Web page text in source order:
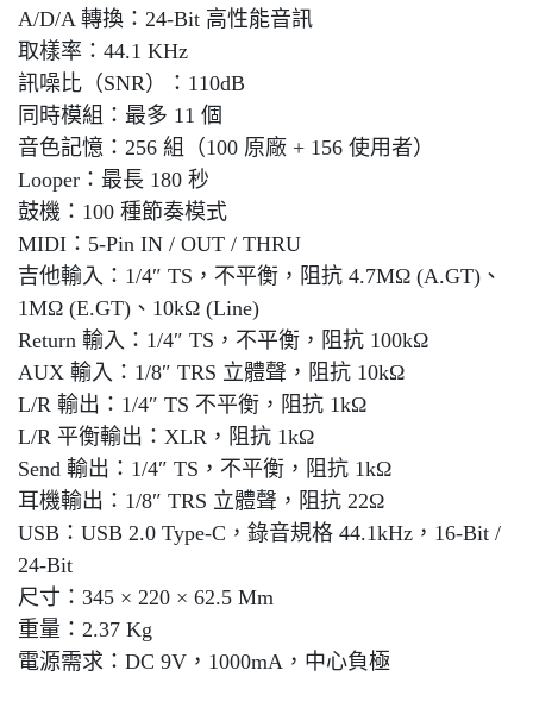
A/D/A 轉換：24-Bit 高性能音訊
取樣率：44.1 KHz
訊噪比（SNR）：110dB
同時模組：最多 11 個
音色記憶：256 組（100 原廠 + 156 使用者）
Looper：最長 180 秒
鼓機：100 種節奏模式
MIDI：5-Pin IN / OUT / THRU
吉他輸入：1/4″ TS，不平衡，阻抗 4.7MΩ (A.GT)、
1MΩ (E.GT)、10kΩ (Line)
Return 輸入：1/4″ TS，不平衡，阻抗 100kΩ
AUX 輸入：1/8″ TRS 立體聲，阻抗 10kΩ
L/R 輸出：1/4″ TS 不平衡，阻抗 1kΩ
L/R 平衡輸出：XLR，阻抗 1kΩ
Send 輸出：1/4″ TS，不平衡，阻抗 1kΩ
耳機輸出：1/8″ TRS 立體聲，阻抗 22Ω
USB：USB 2.0 Type-C，錄音規格 44.1kHz，16-Bit /
24-Bit
尺寸：345 × 220 × 62.5 Mm
重量：2.37 Kg
電源需求：DC 9V，1000mA，中心負極